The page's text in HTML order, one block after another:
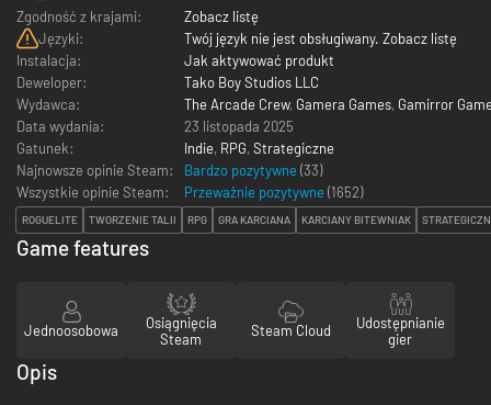
Zgodność z krajami:
Zobacz listę
Języki:
Twój język nie jest obsługiwany. Zobacz listę
Instalacja:
Jak aktywować produkt
Deweloper:
Tako Boy Studios LLC
Wydawca:
The Arcade Crew, Gamera Games, Gamirror
Data wydania:
23 listopada 2025
Gatunek:
Indie, RPG, Strategiczne
Najnowsze opinie Steam:
Bardzo pozytywne (33)
Wszystkie opinie Steam:
Przeważnie pozytywne (1652)
ROGUELITE TWORZENIE TALII RPG GRA KARCIANA KARCIANY BITEWNIAK
Game features
Jednoosobowa
Osiągnięcia
Steam
Steam Cloud
Udostępnianie
gier
Opis